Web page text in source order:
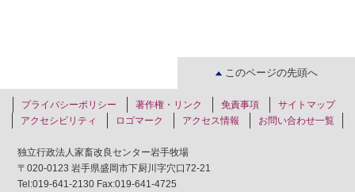
このページの先頭へ
プライバシーポリシー 著作権・リンク 免責事項
サイトマップ
アクセシビリティ
ロゴマーク アクセス情報 お問い合わせ一覧
独立行政法人家畜改良センター岩手牧場
〒020-0123 岩手県盛岡市下厨川字穴口72-21
Tel:019-641-2130 Fax:019-641-4725